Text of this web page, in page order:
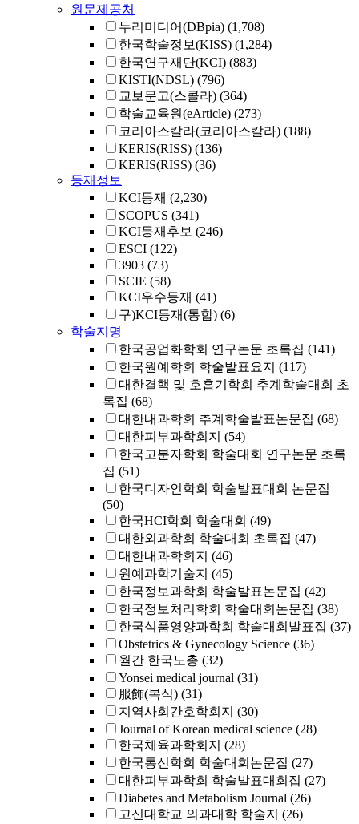
원문제공처
누리미디어(DBpia) (1,708)
한국학술정보(KISS) (1,284)
한국연구재단(KCI) (883)
KISTI(NDSL) (796)
교보문고(스콜라) (364)
학술교육원(eArticle) (273)
코리아스칼라(코리아스칼라) (188)
KERIS(RISS) (136)
KERIS(RISS) (36)
등재정보
KCI등재 (2,230)
SCOPUS (341)
KCI등재후보 (246)
ESCI (122)
3903 (73)
SCIE (58)
KCI우수등재 (41)
구)KCI등재(통합) (6)
학술지명
한국공업화학회 연구논문 초록집 (141)
한국원예학회 학술발표요지 (117)
대한결핵 및 호흡기학회 추계학술대회 초
록집 (68)
대한내과학회 추계학술발표논문집 (68)
대한피부과학회지 (54)
한국고분자학회 학술대회 연구논문 초록
집 (51)
한국디자인학회 학술발표대회 논문집
(50)
한국HCI학회 학술대회 (49)
대한외과학회 학술대회 초록집 (47)
대한내과학회지 (46)
원예과학기술지 (45)
한국정보과학회 학술발표논문집 (42)
한국정보처리학회 학술대회논문집 (38)
한국식품영양과학회 학술대회발표집 (37)
Obstetrics & Gynecology Science (36)
월간 한국노총 (32)
Yonsei medical journal (31)
服飾(복식) (31)
지역사회간호학회지 (30)
Journal of Korean medical science (28)
한국체육과학회지 (28)
한국통신학회 학술대회논문집 (27)
대한피부과학회 학술발표대회집 (27)
Diabetes and Metabolism Journal (26)
고신대학교 의과대학 학술지 (26)